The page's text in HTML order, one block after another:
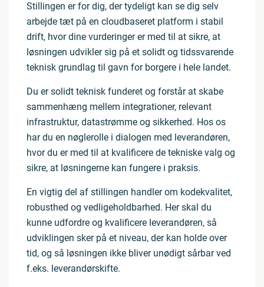
Stillingen er for dig, der tydeligt kan se dig selv
arbejde tæt på en cloudbaseret platform i stabil
drift, hvor dine vurderinger er med til at sikre, at
løsningen udvikler sig på et solidt og tidssvarende
teknisk grundlag til gavn for borgere i hele landet.
Du er solidt teknisk funderet og forstår at skabe
sammenhæng mellem integrationer, relevant
infrastruktur, datastrømme og sikkerhed. Hos os
har du en nøglerolle i dialogen med leverandøren,
hvor du er med til at kvalificere de tekniske valg og
sikre, at løsningerne kan fungere i praksis.
En vigtig del af stillingen handler om kodekvalitet,
robusthed og vedligeholdbarhed. Her skal du
kunne udfordre og kvalificere leverandøren, så
udviklingen sker på et niveau, der kan holde over
tid, og så løsningen ikke bliver unødigt sårbar ved
f.eks. leverandørskifte.